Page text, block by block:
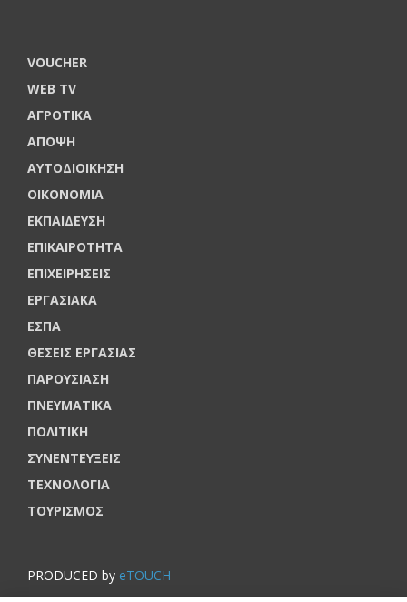
VOUCHER
WEB TV
ΑΓΡΟΤΙΚΑ
ΑΠΟΨΗ
ΑΥΤΟΔΙΟΙΚΗΣΗ
ΟΙΚΟΝΟΜΙΑ
ΕΚΠΑΙΔΕΥΣΗ
ΕΠΙΚΑΙΡΟΤΗΤΑ
ΕΠΙΧΕΙΡΗΣΕΙΣ
ΕΡΓΑΣΙΑΚΑ
ΕΣΠΑ
ΘΕΣΕΙΣ ΕΡΓΑΣΙΑΣ
ΠΑΡΟΥΣΙΑΣΗ
ΠΝΕΥΜΑΤΙΚΑ
ΠΟΛΙΤΙΚΗ
ΣΥΝΕΝΤΕΥΞΕΙΣ
ΤΕΧΝΟΛΟΓΙΑ
ΤΟΥΡΙΣΜΟΣ
PRODUCED by eTOUCH